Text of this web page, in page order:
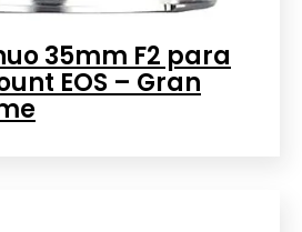
35mm F2 para
EOS – Gran